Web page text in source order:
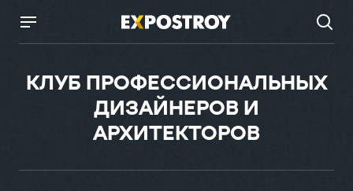
КЛУБ ПРОФЕССИОНАЛЬНЫХ
ДИЗАЙНЕРОВ И
АРХИТЕКТОРОВ